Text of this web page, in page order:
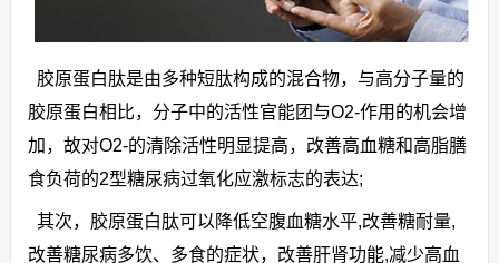
胶原蛋白肽是由多种短肽构成的混合物，与高分子量的
胶原蛋白相比，分子中的活性官能团与O2-作用的机会增
加，故对O2-的清除活性明显提高，改善高血糖和高脂膳
食负荷的2型糖尿病过氧化应激标志的表达;
其次，胶原蛋白肽可以降低空腹血糖水平,改善糖耐量,
改善糖尿病多饮、多食的症状，改善肝肾功能,减少高血